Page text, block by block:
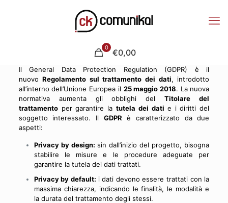
0 €0,00
Il General Data Protection Regulation (GDPR) è il
nuovoRegolamento sul trattamento dei dati, introdotto
all’interno dell’Unione Europea il 25 maggio 2018. La nuova
normativa aumenta gli obblighi delTitolare del
trattamentoper garantire latutela dei dati e i diritti del
soggetto interessato. Il GDPR è caratterizzato da due
aspetti:
Privacy by design: sin dall’inizio del progetto, bisogna
stabilire le misure e le procedure adeguate per
garantire la tutela dei dati trattati.
Privacy by default: i dati devono essere trattati con la
massima chiarezza, indicando le finalità, le modalità e
la durata del trattamento degli stessi.